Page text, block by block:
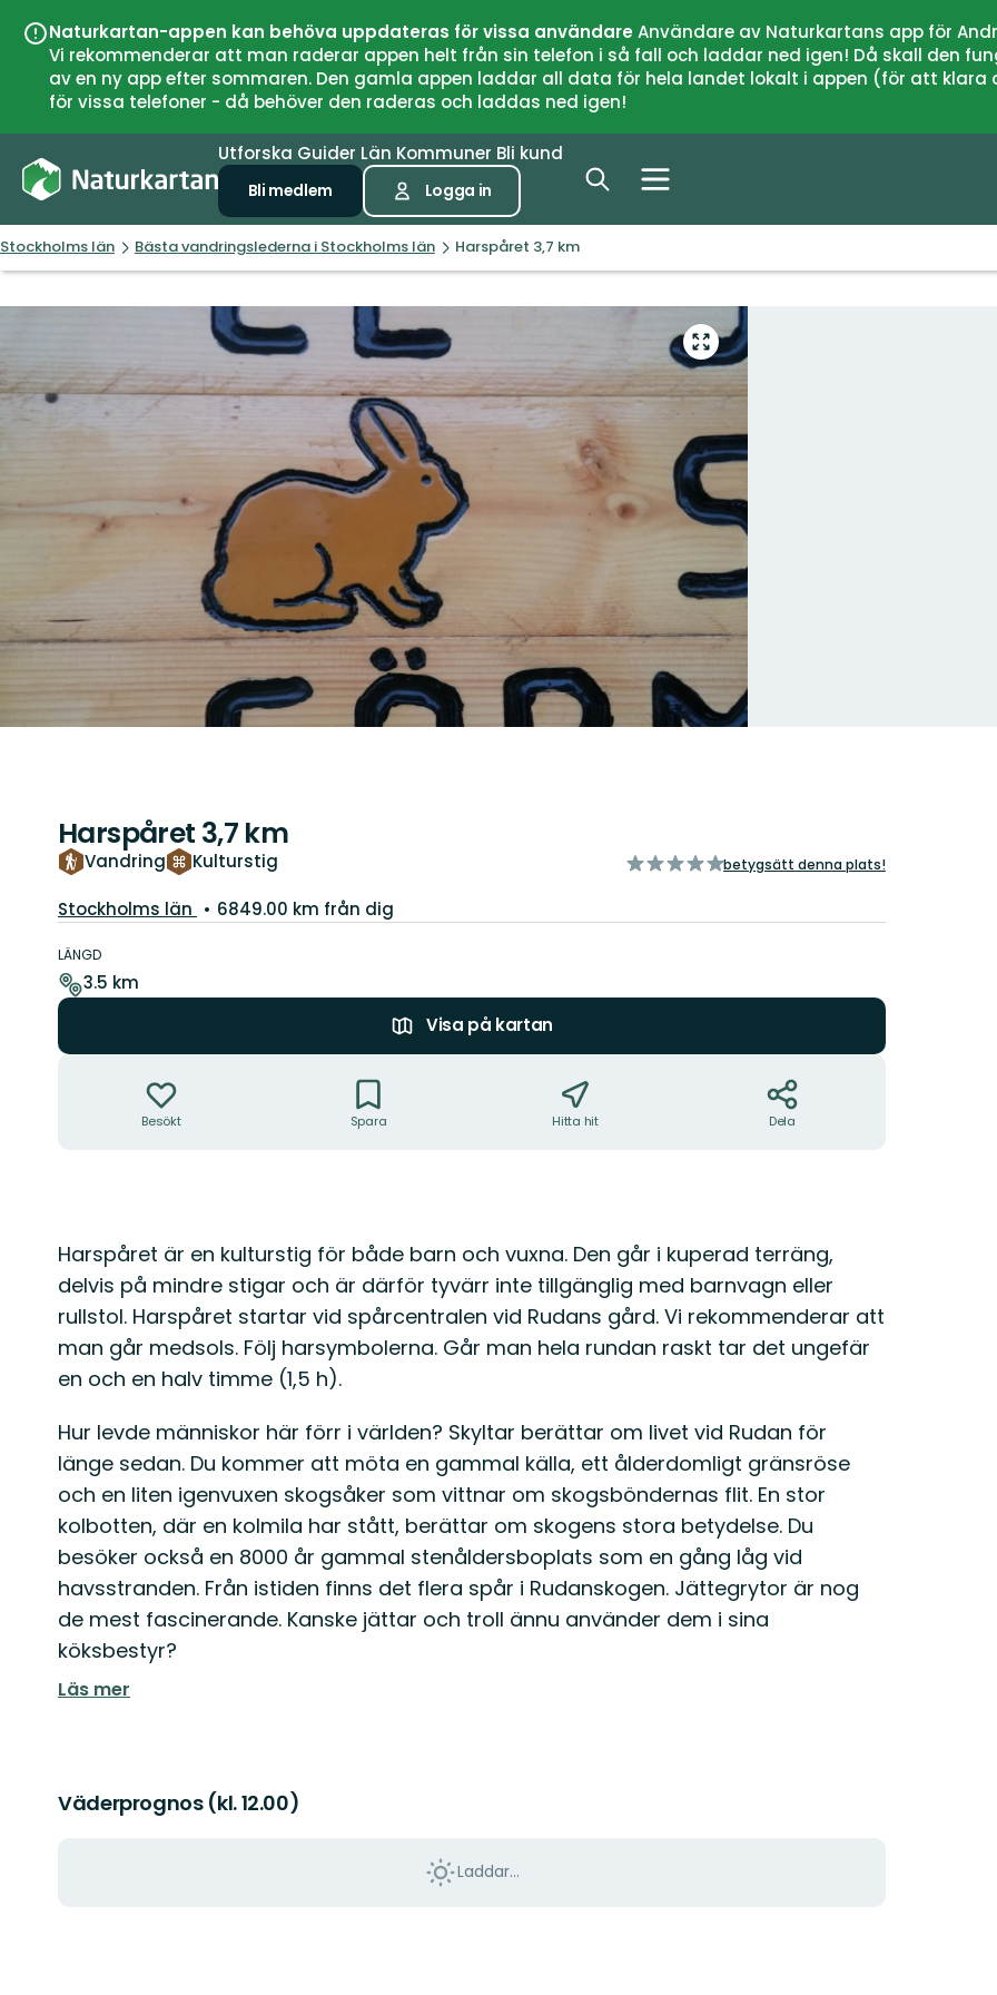
Naturkartan-appen kan behöva uppdateras för vissa användareAnvändare av Naturkartans app för
Vi rekommenderar att man raderar appen helt från sin telefon i så fall och laddar ned igen! Då skall den
av en ny app efter sommaren. Den gamla appen laddar all data för hela landet lokalt i appen (för att
för vissa telefoner - då behöver den raderas och laddas ned igen!
Utforska Guider Län Kommuner Bli kund
Bli medlem Logga in
Stockholms län Bästa vandringslederna i Stockholms län Harspåret 3,7 km
Gå
till
helskärmsläge
Harspåret 3,7 km
Vandring Kulturstig
av
betygsätt denna plats!
Län:
Stockholms län 6849.00 km från dig
om
leden
LÄNGD
3.5 km
Visa på kartan
Besökt Spara Hitta hit Dela
Beskrivning
Harspåret är en kulturstig för både barn och vuxna. Den går i kuperad terräng,
delvis på mindre stigar och är därför tyvärr inte tillgänglig med barnvagn eller
rullstol. Harspåret startar vid spårcentralen vid Rudans gård. Vi rekommenderar att
man går medsols. Följ harsymbolerna. Går man hela rundan raskt tar det ungefär
en och en halv timme (1,5 h).
Hur levde människor här förr i världen? Skyltar berättar om livet vid Rudan för
länge sedan. Du kommer att möta en gammal källa, ett ålderdomligt gränsröse
och en liten igenvuxen skogsåker som vittnar om skogsböndernas flit. En stor
kolbotten, där en kolmila har stått, berättar om skogens stora betydelse. Du
besöker också en 8000 år gammal stenåldersboplats som en gång låg vid
havsstranden. Från istiden finns det flera spår i Rudanskogen. Jättegrytor är nog
de mest fascinerande. Kanske jättar och troll ännu använder dem i sina
köksbestyr?
Läs mer
Väderprognos (kl. 12.00)
Laddar...